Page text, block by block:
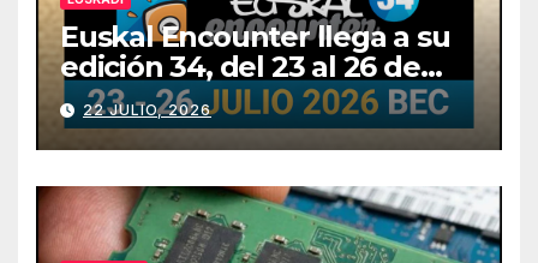
Euskal Encounter llega a su
edición 34, del 23 al 26 de
julio
22 JULIO, 2026